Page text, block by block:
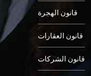
قانون الهجرة
قانون العقارات
قانون الشركات